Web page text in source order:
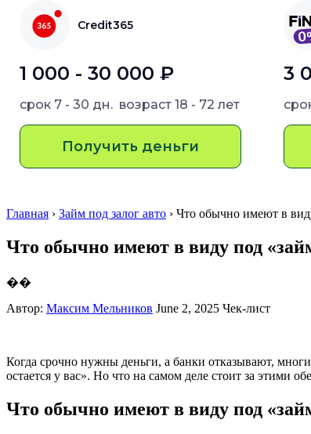
Credit365
1 000 - 30 000 ₽
срок 7 - 30 дн. возраст 18 - 72 лет
Получить деньги
3
Главная › Займ под залог авто › Что обычно имеют в
Что обычно имеют в виду под
��
Автор: Максим Мельников June 2, 2025 Чек-лист
Когда срочно нужны деньги, а банки отказывают,
остается у вас». Но что на самом деле стоит за этими
Что обычно имеют в виду под